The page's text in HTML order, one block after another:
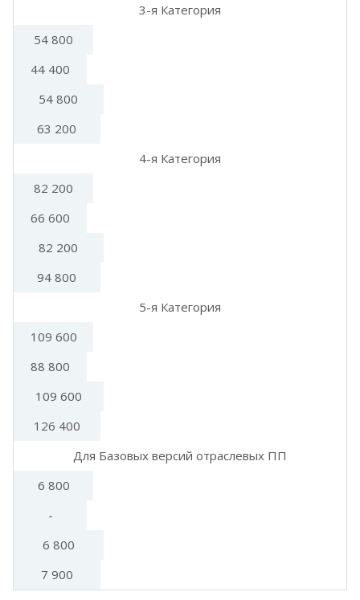
3-я Категория
54 800
44 400
54 800
63 200
4-я Категория
82 200
66 600
82 200
94 800
5-я Категория
109 600
88 800
109 600
126 400
Для Базовых версий отраслевых ПП
6 800
-
6 800
7 900